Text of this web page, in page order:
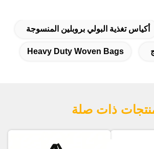
أكياس تغذية البولي بروبلين المنسوجة
Heavy Duty Woven Bags
ذات صلة